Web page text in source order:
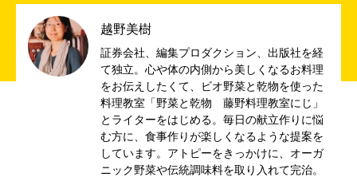
越野美樹
証券会社、編集プロダクション、出版社を経
て独立。心や体の内側から美しくなるお料理
をお伝えしたくて、ビオ野菜と乾物を使った
料理教室「野菜と乾物 藤野料理教室にじ」
とライターをはじめる。毎日の献立作りに悩
む方に、食事作りが楽しくなるような提案を
しています。アトピーをきっかけに、オーガ
ニック野菜や伝統調味料を取り入れて完治。